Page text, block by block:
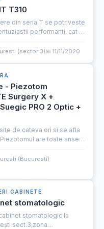
T310
din seria T se potriveste
performanti, cat si
hightech va incuraja
(sector 3)📅 11/11/2020
- Piezotom
Surgery X +
PRO 2 Optic +
de cateva ori si se afla
are toate ansele
are extra pe
(Bucuresti)
CABINETE
stomatologic
stomatologic la
sect.3,zona